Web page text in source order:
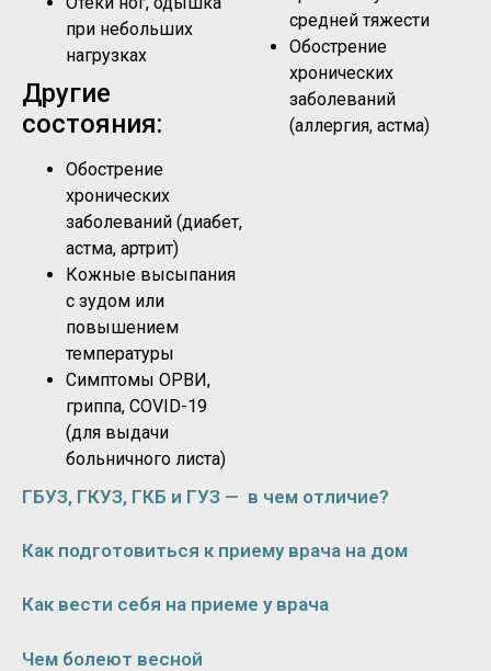
при небольших
нагрузках
Другие
состояния:
Обострение
хронических
заболеваний (диабет,
астма, артрит)
Кожные высыпания
с зудом или
повышением
температуры
Симптомы ОРВИ,
гриппа, COVID-19
(для выдачи
больничного листа)
средней тяжести
Обострение
хронических
заболеваний
(аллергия, астма)
ГБУЗ, ГКУЗ, ГКБ и ГУЗ — в чем отличие?
Как подготовиться к приему врача на дом
Как вести себя на приеме у врача
Чем болеют весной